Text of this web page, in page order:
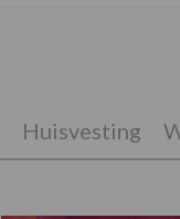
Huisvesting